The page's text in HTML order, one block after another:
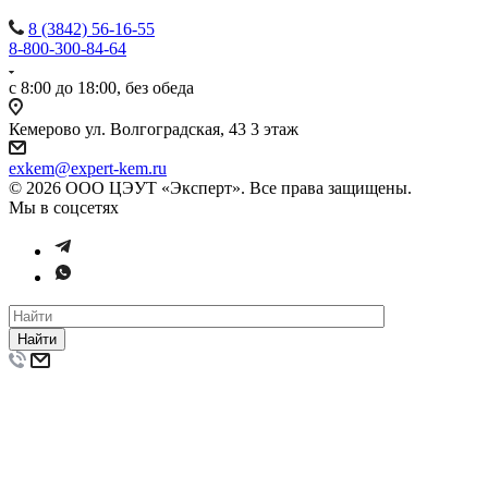
8 (3842) 56-16-55
8-800-300-84-64
с 8:00 до 18:00, без обеда
Кемерово ул. Волгоградская, 43 3 этаж
exkem@expert-kem.ru
© 2026 ООО ЦЭУТ «Эксперт». Все права защищены.
Мы в соцсетях
Найти